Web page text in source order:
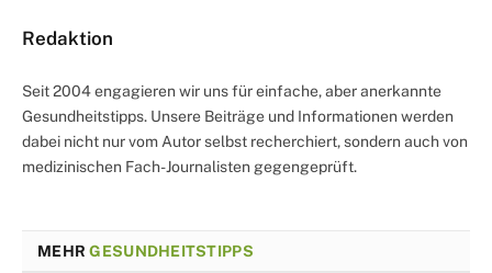
Redaktion
Seit 2004 engagieren wir uns für einfache, aber anerkannte
Gesundheitstipps. Unsere Beiträge und Informationen werden
dabei nicht nur vom Autor selbst recherchiert, sondern auch von
medizinischen Fach-Journalisten gegengeprüft.
MEHRGESUNDHEITSTIPPS